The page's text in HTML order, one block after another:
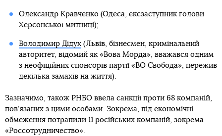
Олександр Кравченко (Одеса, ексзаступник голови
Херсонської митниці);
Володимир Дідух(Львів, бізнесмен, кримінальний
авторитет, відомий як «Вова Морда», вважався одним
з неофіційних спонсорів партії «ВО Свобода», пережив
декілька замахів на життя).
Зазначимо, також РНБО ввела санкції проти 68 компаній,
пов’язаних з цими особами. Зокрема, під економічні
обмеження потрапили 11 російських компаній, зокрема
«Россотрудничество».